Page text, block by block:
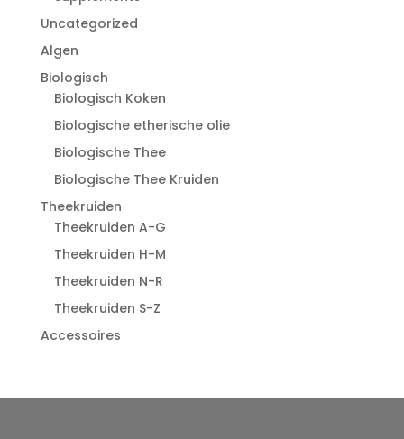
Uncategorized
Algen
Biologisch
Biologisch Koken
Biologische etherische olie
Biologische Thee
Biologische Thee Kruiden
Theekruiden
Theekruiden A-G
Theekruiden H-M
Theekruiden N-R
Theekruiden S-Z
Accessoires